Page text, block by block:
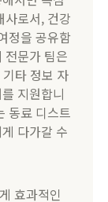
사로서, 건강
정을 공유함
전문가 팀은
타 정보 자
지원합니
동료 디스트
다가갈 수
효과적인